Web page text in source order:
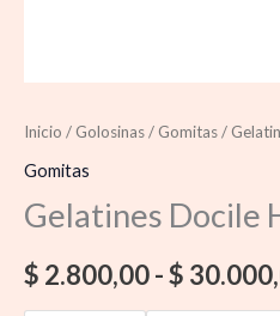
Inicio / Golosinas/ Gomitas/
Gomitas
Gelatines Docile
$ 2.800,00-$